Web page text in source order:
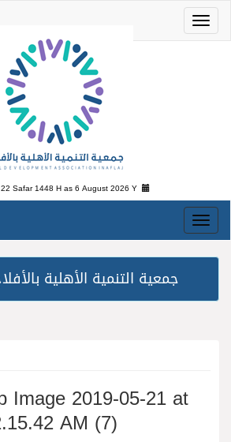
Safar 1448 H as6 August 2026 Y
جمعية التنمية الأهلية
Image 2019-05-21 at
AM (7)